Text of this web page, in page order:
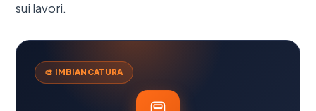
sui lavori.
🎨 IMBIANCATURA